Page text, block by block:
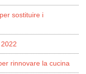
sostituire i
rinnovare la cucina